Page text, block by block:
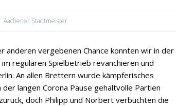
Aachener Stadtmeister
anderen vergebenen Chance konnten wir in der
regulären Spielbetrieb revanchieren und
An allen Brettern wurde kämpferisches
der langen Corona Pause gehaltvolle Partien
doch Philipp und Norbert verbuchten die